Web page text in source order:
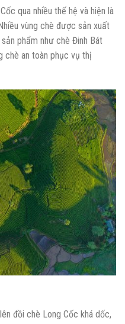
qua nhiều thế hệ và hiện là
vùng chè được sản xuất
phẩm như chè Đinh Bát
chè an toàn phục vụ thị
đồi chè Long Cốc khá dốc,